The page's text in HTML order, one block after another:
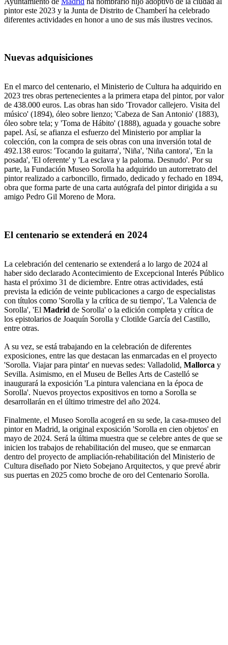
pintor este 2023 y la Junta de Distrito de Chamberí ha celebrado
diferentes actividades en honor a uno de sus más ilustres vecinos.
Nuevas adquisiciones
En el marco del centenario, el Ministerio de Cultura ha adquirido en
2023 tres obras pertenecientes a la primera etapa del pintor, por valor
de 438.000 euros. Las obras han sido 'Trovador callejero. Visita del
músico' (1894), óleo sobre lienzo; 'Cabeza de San Antonio' (1883),
óleo sobre tela; y 'Toma de Hábito' (1888), aguada y gouache sobre
papel. Así, se afianza el esfuerzo del Ministerio por ampliar la
colección, con la compra de seis obras con una inversión total de
492.138 euros: 'Tocando la guitarra', 'Niña', 'Niña cantora', 'En la
posada', 'El oferente' y 'La esclava y la paloma. Desnudo'. Por su
parte, la Fundación Museo Sorolla ha adquirido un autorretrato del
pintor realizado a carboncillo, firmado, dedicado y fechado en 1894,
obra que forma parte de una carta autógrafa del pintor dirigida a su
amigo Pedro Gil Moreno de Mora.
El centenario se extenderá en 2024
La celebración del centenario se extenderá a lo largo de 2024 al
haber sido declarado Acontecimiento de Excepcional Interés Público
hasta el próximo 31 de diciembre. Entre otras actividades, está
prevista la edición de veinte publicaciones a cargo de especialistas
con títulos como 'Sorolla y la crítica de su tiempo', 'La Valencia de
Sorolla', 'El Madrid de Sorolla' o la edición completa y crítica de
los epistolarios de Joaquín Sorolla y Clotilde García del Castillo,
entre otras.
A su vez, se está trabajando en la celebración de diferentes
exposiciones, entre las que destacan las enmarcadas en el proyecto
'Sorolla. Viajar para pintar' en nuevas sedes: Valladolid, Mallorca y
Sevilla. Asimismo, en el Museu de Belles Arts de Castelló se
inaugurará la exposición 'La pintura valenciana en la época de
Sorolla'. Nuevos proyectos expositivos en torno a Sorolla se
desarrollarán en el último trimestre del año 2024.
Finalmente, el Museo Sorolla acogerá en su sede, la casa-museo del
pintor en Madrid, la original exposición 'Sorolla en cien objetos' en
mayo de 2024. Será la última muestra que se celebre antes de que se
inicien los trabajos de rehabilitación del museo, que se enmarcan
dentro del proyecto de ampliación-rehabilitación del Ministerio de
Cultura diseñado por Nieto Sobejano Arquitectos, y que prevé abrir
sus puertas en 2025 como broche de oro del Centenario Sorolla.